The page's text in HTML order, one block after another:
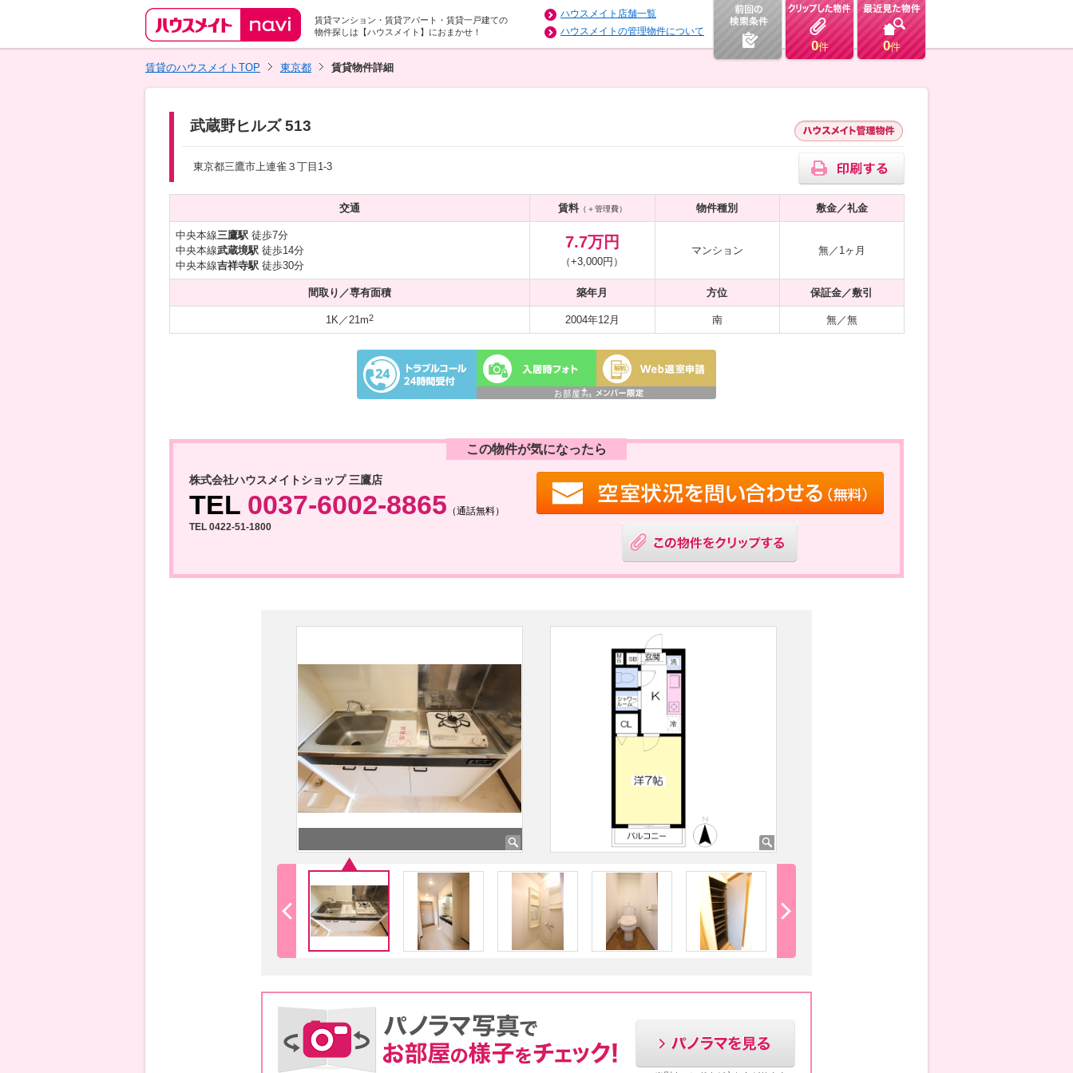
賃貸マンション・賃貸アパート・賃貸一戸建ての
物件探しは【ハウスメイト】におまかせ！
ハウスメイト店舗一覧
ハウスメイトの管理物件について
0件 0件
賃貸のハウスメイトTOP
東京都 賃貸物件詳細
武蔵野ヒルズ 513
東京都三鷹市上連雀３丁目1-3
交通 賃料（＋管理費） 物件種別 敷金／礼金
中央本線三鷹駅徒歩7分
中央本線武蔵境駅徒歩14分
中央本線吉祥寺駅徒歩30分
7.7万円
（+3,000円）
マンション 無／1ヶ月
間取り／専有面積 築年月 方位 保証金／敷引
1K／21m2 2004年12月 南 無／無
この物件が気になったら
株式会社ハウスメイトショップ 三鷹店
TEL 0037-6002-8865 （通話無料）
TEL 0422-51-1800